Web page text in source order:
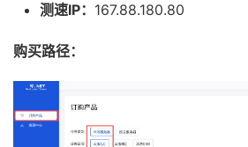
测速IP： 167.88.180.80
购买路径：